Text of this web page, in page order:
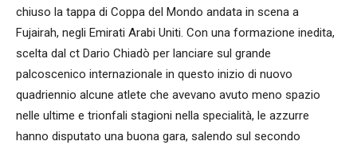
chiuso la tappa di Coppa del Mondo andata in scena a
Fujairah, negli Emirati Arabi Uniti. Con una formazione inedita,
scelta dal ct Dario Chiadò per lanciare sul grande
palcoscenico internazionale in questo inizio di nuovo
quadriennio alcune atlete che avevano avuto meno spazio
nelle ultime e trionfali stagioni nella specialità, le azzurre
hanno disputato una buona gara, salendo sul secondo